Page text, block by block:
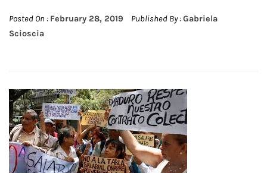
Posted On : February 28, 2019 Published By :Gabriela
Scioscia